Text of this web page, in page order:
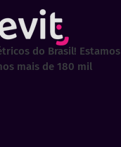
do Brasil! Estamos
mais de 180 mil